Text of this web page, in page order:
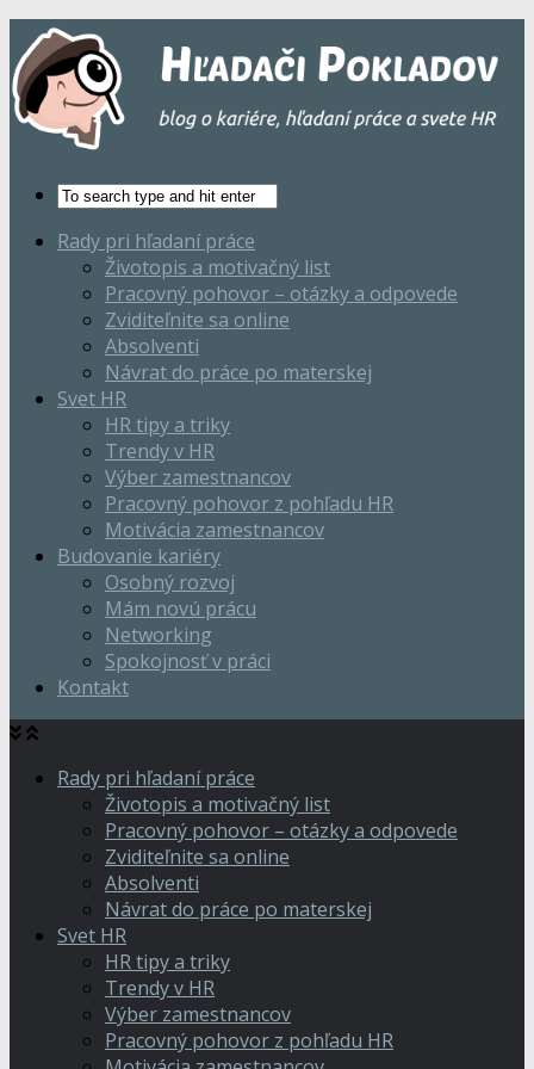
Rady pri hľadaní práce
Životopis a motivačný list
Pracovný pohovor – otázky a odpovede
Zviditeľnite sa online
Absolventi
Návrat do práce po materskej
Svet HR
HR tipy a triky
Trendy v HR
Výber zamestnancov
Pracovný pohovor z pohľadu HR
Motivácia zamestnancov
Budovanie kariéry
Osobný rozvoj
Mám novú prácu
Networking
Spokojnosť v práci
Kontakt
Rady pri hľadaní práce
Životopis a motivačný list
Pracovný pohovor – otázky a odpovede
Zviditeľnite sa online
Absolventi
Návrat do práce po materskej
Svet HR
HR tipy a triky
Trendy v HR
Výber zamestnancov
Pracovný pohovor z pohľadu HR